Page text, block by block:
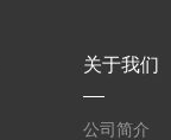
关于我们
公司简介